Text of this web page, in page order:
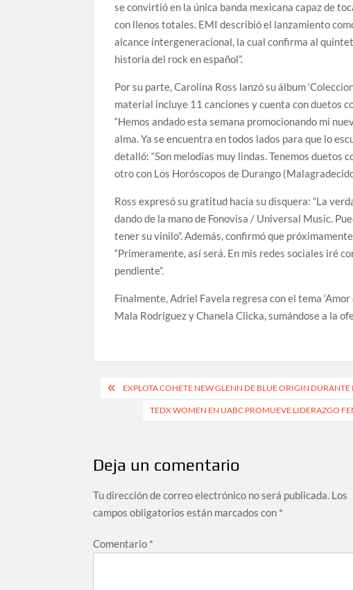
se convirtió en la única banda mexicana capaz de
con llenos totales. EMI describió el lanzamiento
alcance intergeneracional, la cual confirma al
historia del rock en español”.
Por su parte, Carolina Ross lanzó su álbum
material incluye 11 canciones y cuenta con duetos
“Hemos andado esta semana promocionando mi
alma. Ya se encuentra en todos lados para que lo
detalló: “Son melodías muy lindas. Tenemos
otro con Los Horóscopos de Durango
Ross expresó su gratitud hacia su disquera: “La
dando de la mano de Fonovisa / Universal Music.
tener su vinilo”. Además, confirmó que
“Primeramente, así será. En mis redes sociales iré
pendiente”.
Finalmente, Adriel Favela regresa con el tema
Mala Rodríguez y Chanela Clicka, sumándose a la
Navegación
EXPLOTA COHETE NEW GLENN DE BLUE ORIGIN
TEDX WOMEN EN UABC PROMUEVE LIDERAZGO
Deja un comentario
Tu dirección de correo electrónico no será publicada. Los
campos obligatorios están marcados con *
Comentario *